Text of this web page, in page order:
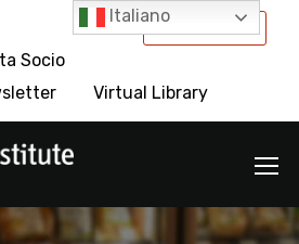
International
Socio
Virtual Library
Italiano